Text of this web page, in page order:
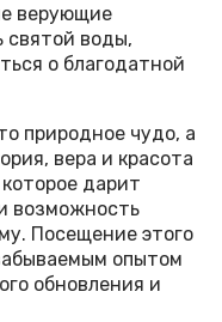
верующие
святой воды,
о благодатной
природное чудо, а
вера и красота
дарит
возможность
Посещение этого
опытом
обновления и